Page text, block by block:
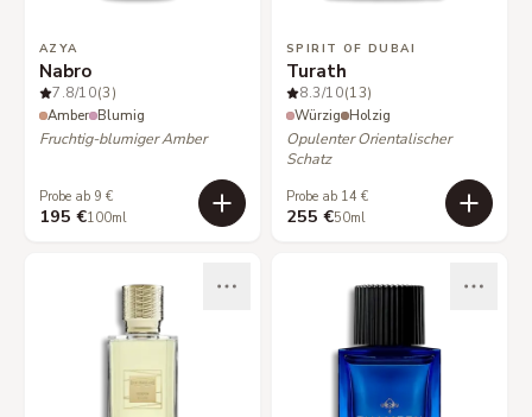
AZYA
Nabro
7.8/10(3)
Amber Blumig
Fruchtig-blumiger Amber
Probe ab 9 €
195 €100ml
SPIRIT OF DUBAI
Turath
8.3/10(13)
Würzig Holzig
Opulenter Orientalischer
Schatz
Probe ab 14 €
255 €50ml